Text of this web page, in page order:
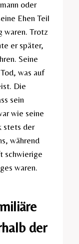
oder
Ehen Teil
waren. Trotz
er später,
Seine
was auf
Die
sein
wie seine
stets der
während
schwierige
waren.
der